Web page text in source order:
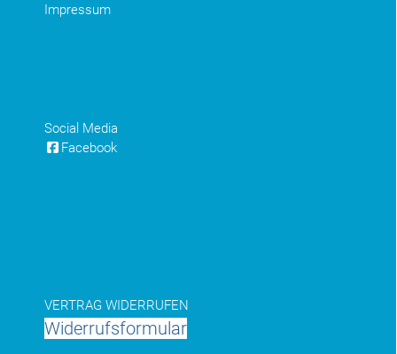
Impressum
Social Media
Facebook
VERTRAG WIDERRUFEN
Widerrufsformular